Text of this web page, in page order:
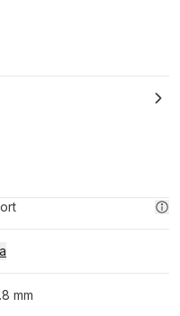
mm